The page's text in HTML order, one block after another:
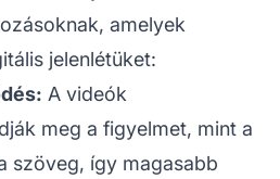
amelyek
jelenlétüket:
A videók
meg a figyelmet, mint a
szöveg, így magasabb